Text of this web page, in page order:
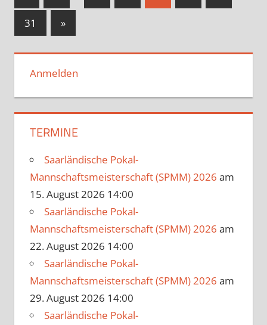
der
Beiträge
Beiträge
31
Nächste
Beiträge
»
Anmelden
TERMINE
Saarländische Pokal-
Mannschaftsmeisterschaft (SPMM) 2026 am
15. August 2026 14:00
Saarländische Pokal-
Mannschaftsmeisterschaft (SPMM) 2026 am
22. August 2026 14:00
Saarländische Pokal-
Mannschaftsmeisterschaft (SPMM) 2026 am
29. August 2026 14:00
Saarländische Pokal-